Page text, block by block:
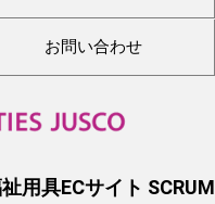
お問い合わせ
用具ECサイト SCRUM